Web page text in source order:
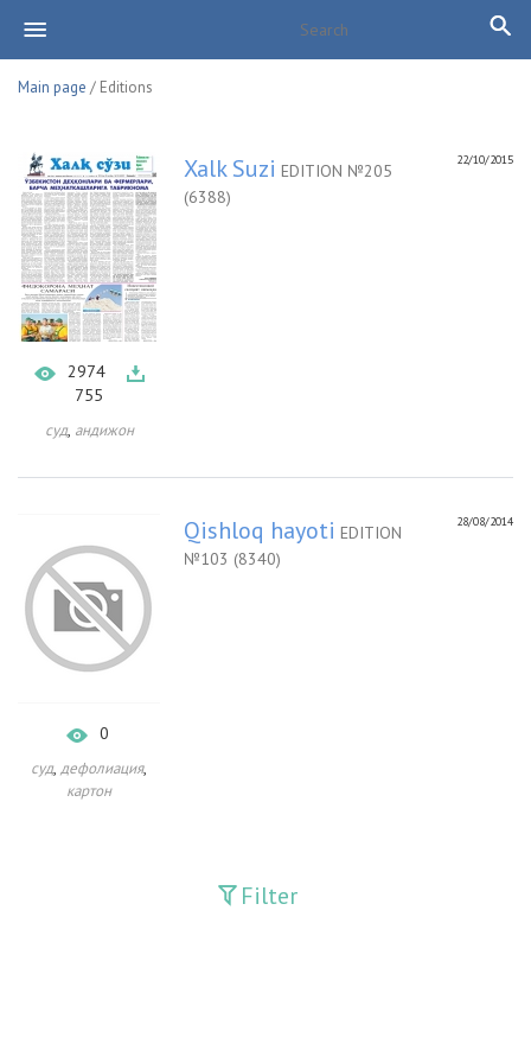
Main page / Editions
2974
755
суд, андижон
22/10/2015
Xalk Suzi EDITION №205
(6388)
0
суд, дефолиация,
картон
28/08/2014
Qishloq hayoti EDITION
№103 (8340)
Filter